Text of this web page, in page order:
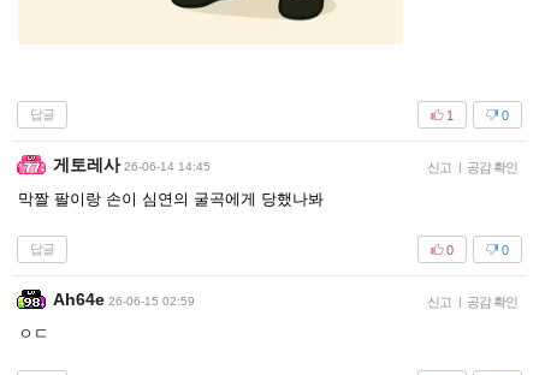
답글 0
1
게토레사 26-06-14 14:45 신고 | 공감 확인
막짤 팔이랑 손이 심연의 굴곡에게 당했나봐
답글 0
0
Ah64e 26-06-15 02:59 신고 | 공감 확인
ㅇㄷ